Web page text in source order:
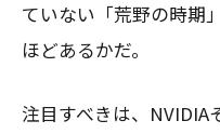
ていない「荒野の時期
ほどあるかだ。
注目すべきは、